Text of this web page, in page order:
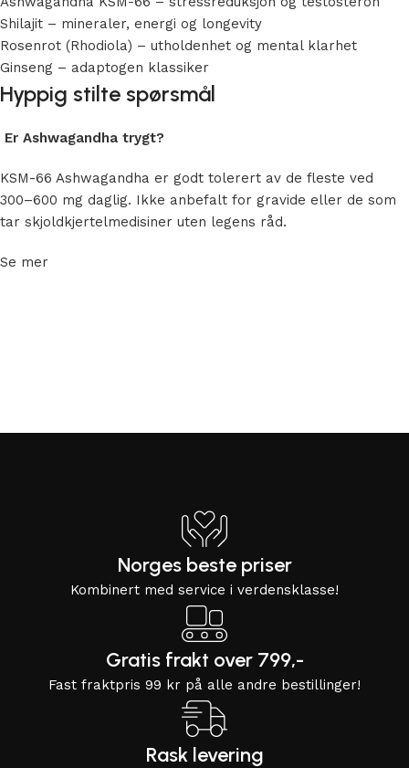
Shilajit – mineraler, energi og longevity
Rosenrot (Rhodiola) – utholdenhet og mental klarhet
Ginseng – adaptogen klassiker
Hyppig stilte spørsmål
Er Ashwagandha trygt?
KSM-66 Ashwagandha er godt tolerert av de fleste ved
300–600 mg daglig. Ikke anbefalt for gravide eller de som
tar skjoldkjertelmedisiner uten legens råd.
Se mer
Norges beste priser
Kombinert med service i verdensklasse!
Gratis frakt over 799,-
Fast fraktpris 99 kr på alle andre bestillinger!
Rask levering